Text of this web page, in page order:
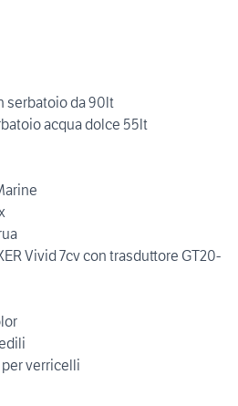
serbatoio da 90lt
acqua dolce 55lt
Vivid 7cv con trasduttore GT20-
verricelli